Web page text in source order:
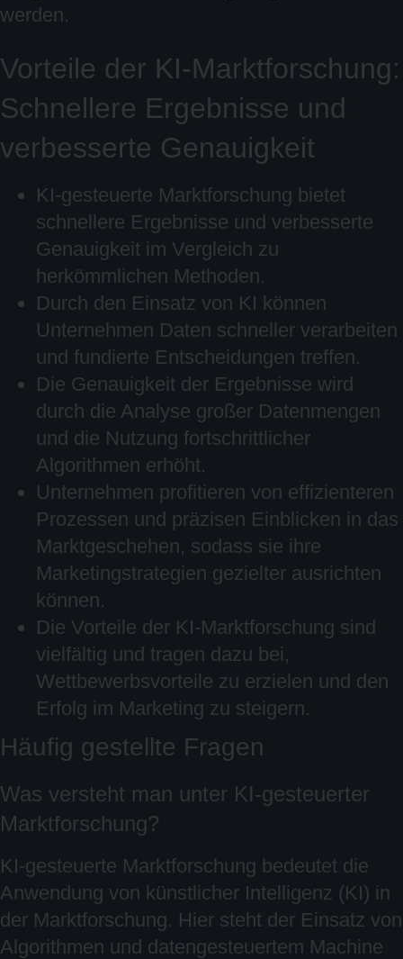
werden.
Vorteile der KI-Marktforschung:
Schnellere Ergebnisse und
verbesserte Genauigkeit
KI-gesteuerte Marktforschung bietet
schnellere Ergebnisse und verbesserte
Genauigkeit im Vergleich zu
herkömmlichen Methoden.
Durch den Einsatz von KI können
Unternehmen Daten schneller verarbeiten
und fundierte Entscheidungen treffen.
Die Genauigkeit der Ergebnisse wird
durch die Analyse großer Datenmengen
und die Nutzung fortschrittlicher
Algorithmen erhöht.
Unternehmen profitieren von effizienteren
Prozessen und präzisen Einblicken in das
Marktgeschehen, sodass sie ihre
Marketingstrategien gezielter ausrichten
können.
Die Vorteile der KI-Marktforschung sind
vielfältig und tragen dazu bei,
Wettbewerbsvorteile zu erzielen und den
Erfolg im Marketing zu steigern.
Häufig gestellte Fragen
Was versteht man unter KI-gesteuerter
Marktforschung?
KI-gesteuerte Marktforschung bedeutet die
Anwendung von künstlicher Intelligenz (KI) in
der Marktforschung. Hier steht der Einsatz von
Algorithmen und datengesteuertem Machine